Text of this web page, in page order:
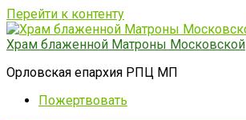
Перейти к контенту
Храм блаженной Матроны Московской
Орловская епархия РПЦ МП
Пожертвовать